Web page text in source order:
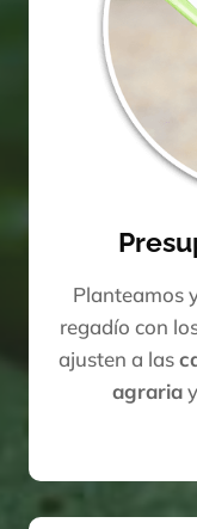
Planteamos
regadío con
ajusten a las
agraria